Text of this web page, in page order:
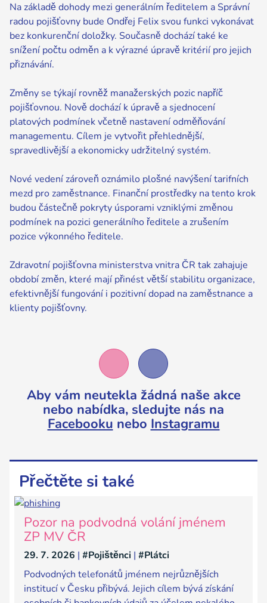
Na základě dohody mezi generálním ředitelem a Správní
radou pojišťovny bude Ondřej Felix svou funkci vykonávat
bez konkurenční doložky. Současně dochází také ke
snížení počtu odměn a k výrazné úpravě kritérií pro jejich
přiznávání.
Změny se týkají rovněž manažerských pozic napříč
pojišťovnou. Nově dochází k úpravě a sjednocení
platových podmínek včetně nastavení odměňování
managementu. Cílem je vytvořit přehlednější,
spravedlivější a ekonomicky udržitelný systém.
Nové vedení zároveň oznámilo plošné navýšení tarifních
mezd pro zaměstnance. Finanční prostředky na tento krok
budou částečně pokryty úsporami vzniklými změnou
podmínek na pozici generálního ředitele a zrušením
pozice výkonného ředitele.
Zdravotní pojišťovna ministerstva vnitra ČR tak zahajuje
období změn, které mají přinést větší stabilitu organizace,
efektivnější fungování i pozitivní dopad na zaměstnance a
klienty pojišťovny.
Aby vám neutekla žádná naše akce
nebo nabídka, sledujte nás na
Facebooku nebo Instagramu
Přečtěte si také
Pozor na podvodná volání jménem
ZP MV ČR
29. 7. 2026 | #Pojištěnci | #Plátci
Podvodných telefonátů jménem nejrůznějších
institucí v Česku přibývá. Jejich cílem bývá získání